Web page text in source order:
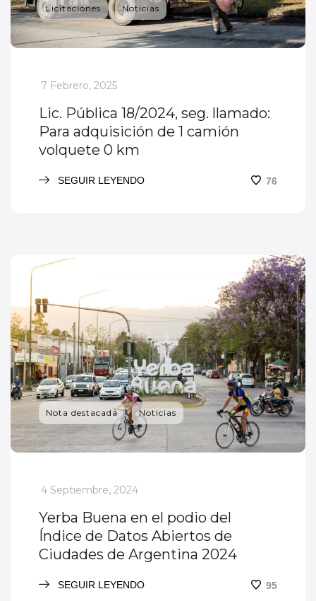
Licitaciones Noticias
_
7 Febrero, 2025
Lic. Pública 18/2024, seg. llamado:
Para adquisición de 1 camión
volquete 0 km
SEGUIR LEYENDO 76
Nota destacada Noticias
_
4 Septiembre, 2024
Yerba Buena en el podio del
Índice de Datos Abiertos de
Ciudades de Argentina 2024
SEGUIR LEYENDO 95